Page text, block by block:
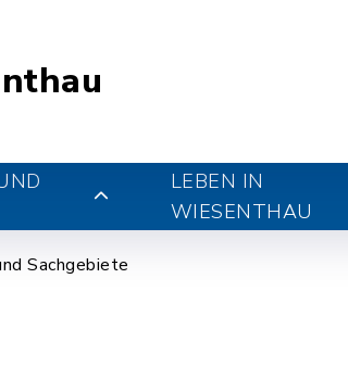
LEBEN IN
WIESENTHAU
Sachgebiete